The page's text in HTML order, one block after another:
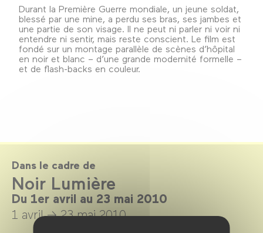
Durant la Première Guerre mondiale, un jeune soldat,
blessé par une mine, a perdu ses bras, ses jambes et
une partie de son visage. Il ne peut ni parler ni voir ni
entendre ni sentir, mais reste conscient. Le film est
fondé sur un montage parallèle de scènes d’hôpital
en noir et blanc – d’une grande modernité formelle –
et de flash-backs en couleur.
Dans le cadre de
Noir Lumière
Du 1er avril au 23 mai 2010
1 avril → 23 mai 2010